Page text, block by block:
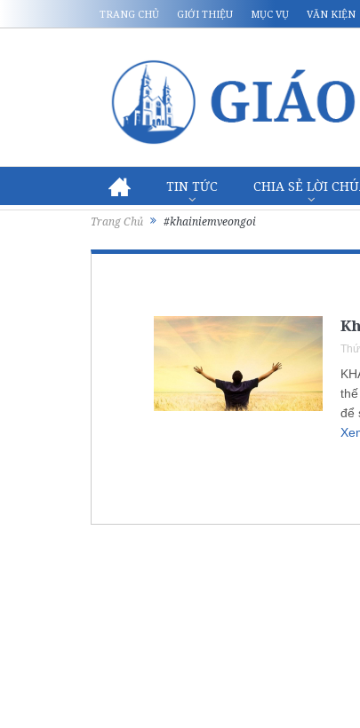
TRANG CHỦ GIỚI THIỆU MỤC VỤ VĂN KIỆN
TIN TỨC CHIA SẺ LỜI
Trang Chủ #khainiemveongoi
để